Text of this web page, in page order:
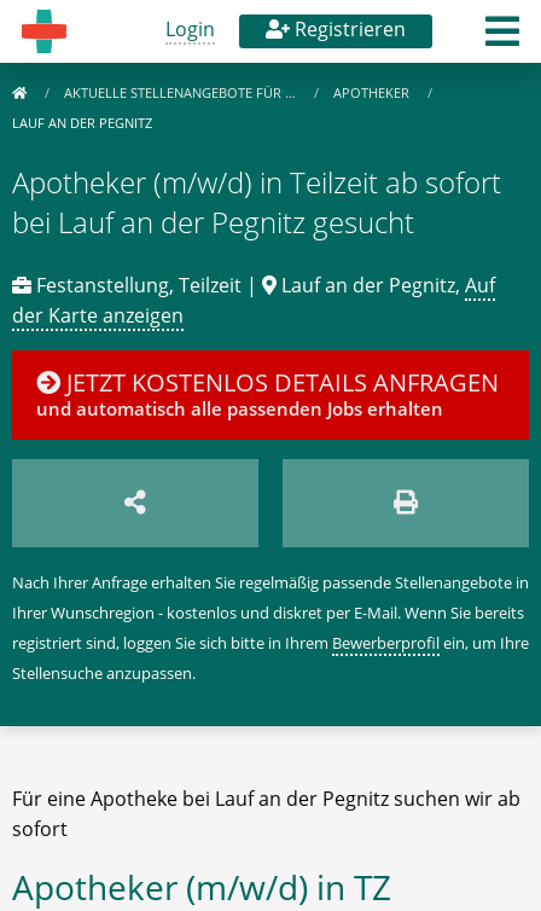
Login Registrieren
AKTUELLE STELLENANGEBOTE FÜR …
APOTHEKER
LAUF AN DER PEGNITZ
Apotheker (m/w/d) in Teilzeit ab sofort
bei Lauf an der Pegnitz gesucht
Festanstellung, Teilzeit | Lauf an der Pegnitz, Auf
der Karte anzeigen
JETZT KOSTENLOS DETAILS ANFRAGEN
und automatisch alle passenden Jobs erhalten
Nach Ihrer Anfrage erhalten Sie regelmäßig passende Stellenangebote in
Ihrer Wunschregion - kostenlos und diskret per E-Mail. Wenn Sie bereits
registriert sind, loggen Sie sich bitte in Ihrem Bewerberprofilein, um Ihre
Stellensuche anzupassen.
Für eine Apotheke bei Lauf an der Pegnitz suchen wir ab
sofort
Apotheker (m/w/d) in TZ